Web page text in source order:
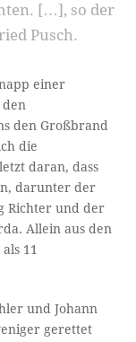
[…], so der
Pusch.
einer
den
den Großbrand
die
daran, dass
darunter der
Richter und der
Allein aus den
11
und Johann
gerettet